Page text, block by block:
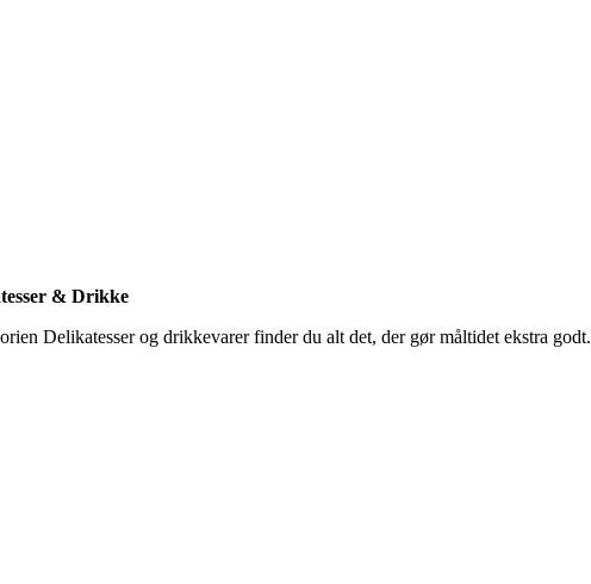
& Drikke
Delikatesser og drikkevarer finder du alt det, der gør måltidet ekstra godt.